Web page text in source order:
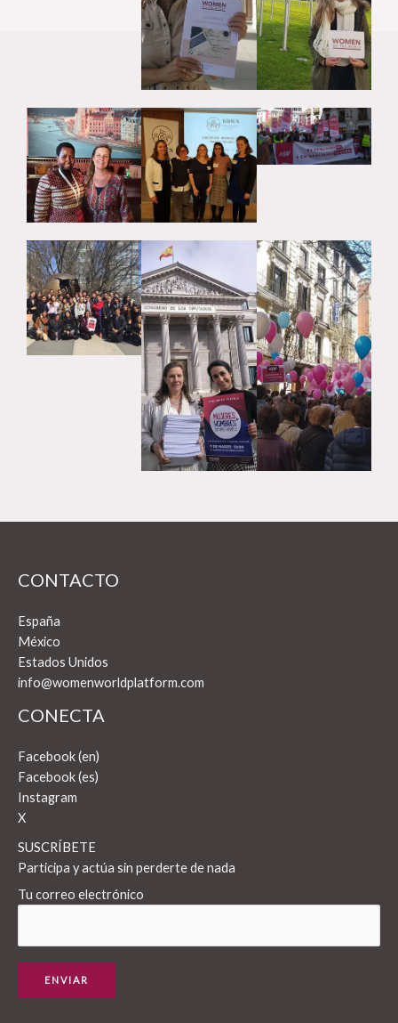
CONTACTO
España
México
Estados Unidos
info@womenworldplatform.com
CONECTA
Facebook (en)
Facebook (es)
Instagram
X
SUSCRÍBETE
Participa y actúa sin perderte de nada
Tu correo electrónico